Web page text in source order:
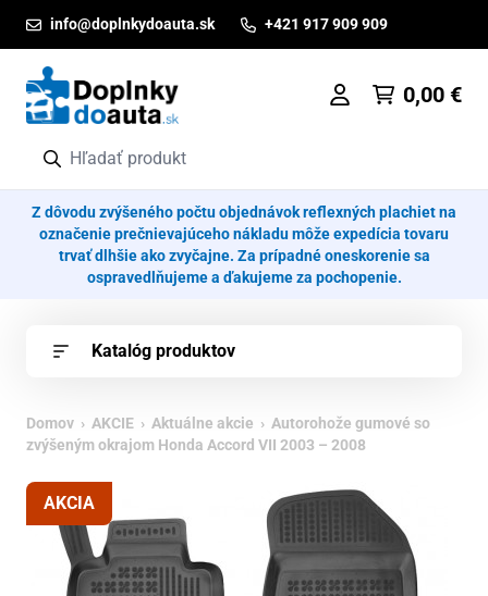
info@doplnkydoauta.sk +421 917 909 909
0,00 €
Z dôvodu zvýšeného počtu objednávok reflexných plachiet na
označenie prečnievajúceho nákladu môže expedícia tovaru
trvať dlhšie ako zvyčajne. Za prípadné oneskorenie sa
ospravedlňujeme a ďakujeme za pochopenie.
Katalóg produktov
Domov › AKCIE › Aktuálne akcie › Autorohože gumové so
zvýšeným okrajom Honda Accord VII 2003 – 2008
AKCIA